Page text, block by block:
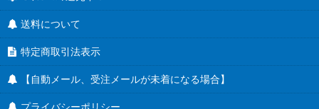
送料について
特定商取引法表示
【自動メール、受注メールが未着になる場合】
プライバシーポリシー